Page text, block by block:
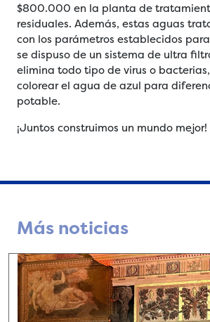
$800.000 en la planta de
residuales. Además, estas aguas
con los parámetros establecidos
se dispuso de un sistema de ultra
elimina todo tipo de virus o
colorear el agua de azul para
potable.
¡Juntos construimos un mundo mejor!
Más noticias